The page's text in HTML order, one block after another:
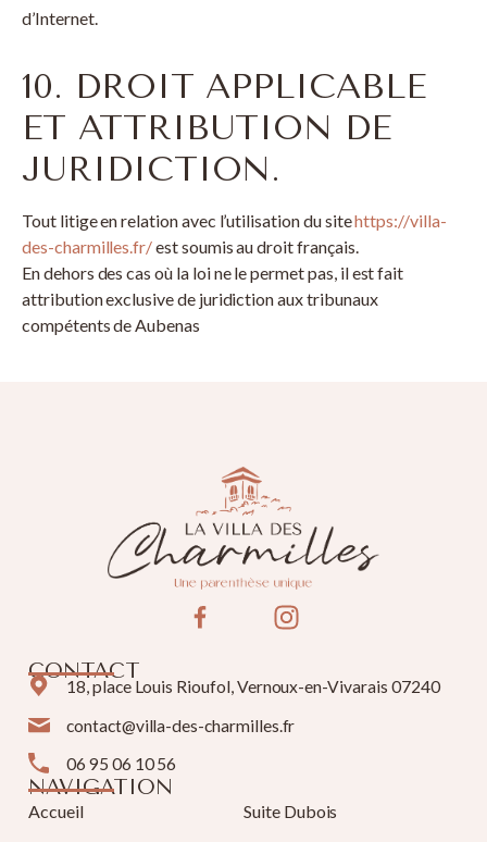
d’Internet.
10. DROIT APPLICABLE
ET ATTRIBUTION DE
JURIDICTION.
Tout litige en relation avec l’utilisation du sitehttps://villa-
des-charmilles.fr/est soumis au droit français.
En dehors des cas où la loi ne le permet pas, il est fait
attribution exclusive de juridiction aux tribunaux
compétents de Aubenas
NAVIGATION
Suite Dubois
Accueil
CONTACT
18, place Louis Rioufol, Vernoux-en-Vivarais 07240
contact@villa-des-charmilles.fr
06 95 06 10 56